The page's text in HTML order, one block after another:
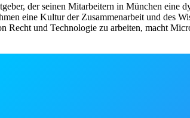
der seinen Mitarbeitern in München eine
eine Kultur der Zusammenarbeit und des
Recht und Technologie zu arbeiten, macht